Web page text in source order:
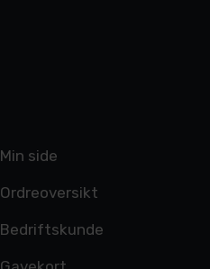
Min side
Ordreoversikt
Bedriftskunde